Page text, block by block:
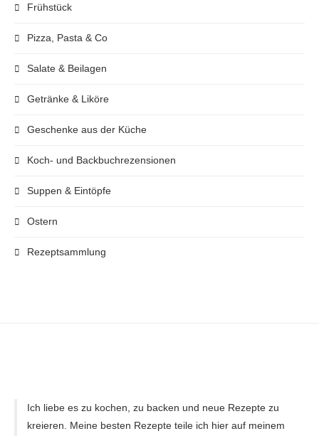
Frühstück
Pizza, Pasta & Co
Salate & Beilagen
Getränke & Liköre
Geschenke aus der Küche
Koch- und Backbuchrezensionen
Suppen & Eintöpfe
Ostern
Rezeptsammlung
Ich liebe es zu kochen, zu backen und neue Rezepte zu
kreieren. Meine besten Rezepte teile ich hier auf meinem